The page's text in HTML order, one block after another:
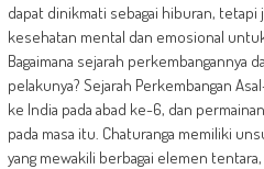
dapat dinikmati sebagai hiburan, tetapi
kesehatan mental dan emosional
Bagaimana sejarah perkembangannya
pelakunya? Sejarah Perkembangan
ke India pada abad ke-6, dan
pada masa itu. Chaturanga memiliki
yang mewakili berbagai elemen